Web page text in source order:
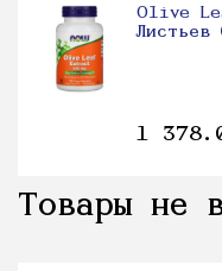
Olive
Листьев
1
Товары не